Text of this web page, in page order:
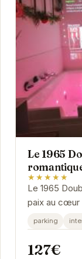
Le 1965
★★★★★
Le 1965
paix au cœur
notamment
parking
127€